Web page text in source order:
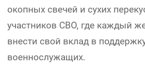
окопных свечей и сухих
участников СВО, где каждый
внести свой вклад в
военнослужащих.